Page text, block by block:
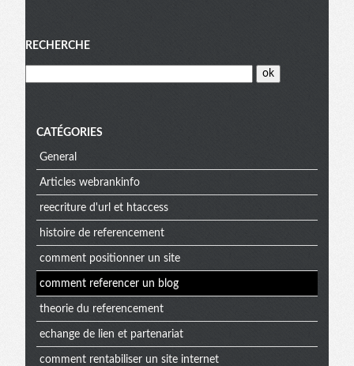
Menu
RECHERCHE
CATÉGORIES
General
Articles webrankinfo
reecriture d'url et htaccess
histoire de referencement
comment positionner un site
comment referencer un blog
theorie du referencement
echange de lien et partenariat
comment rentabiliser un site internet